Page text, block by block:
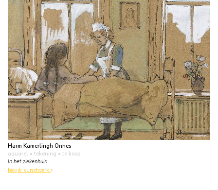
Harm Kamerlingh Onnes
aquarel • tekening • te koop
In het ziekenhuis
bekijk kunstwerk